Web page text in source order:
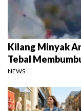
Kilang Minyak
Tebal
NEWS